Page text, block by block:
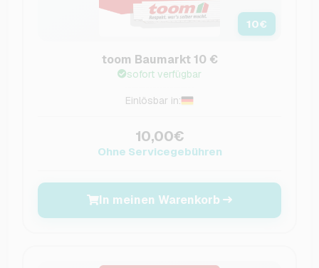
10€
toom Baumarkt 10 €
sofort verfügbar
Einlösbar in:
10,00€
Ohne Servicegebühren
In meinen Warenkorb